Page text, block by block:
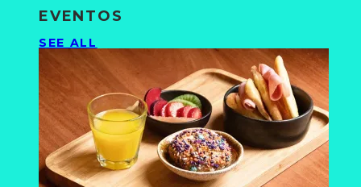
EVENTOS
SEE ALL